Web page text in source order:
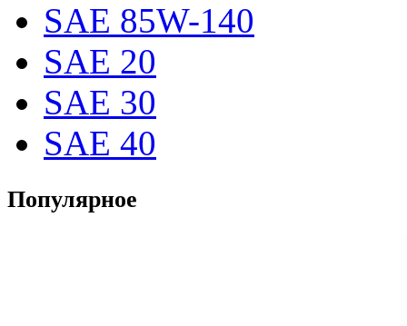
SAE 85W-140
SAE 20
SAE 30
SAE 40
Популярное